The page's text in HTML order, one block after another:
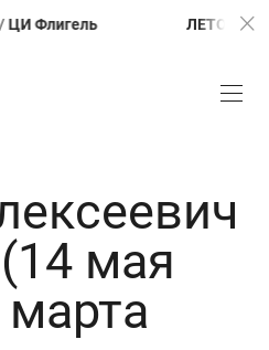
ЛЕТО.
мая